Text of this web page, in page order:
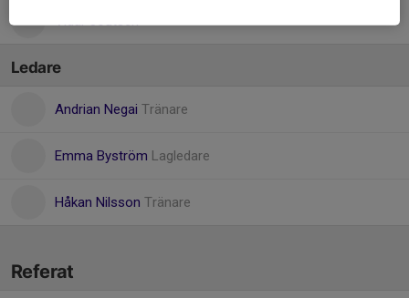
Vidar Joutsen
Ledare
Andrian Negai Tränare
Emma Byström Lagledare
Håkan Nilsson Tränare
Referat